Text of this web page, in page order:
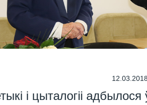
12.03.2018
і цыталогіі